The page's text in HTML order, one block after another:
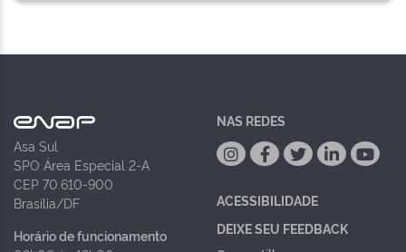
Asa Sul
SPO Área Especial 2-A
CEP 70.610-900
Brasília/DF
Horário de funcionamento
NAS REDES
ACESSIBILIDADE
DEIXE SEU FEEDBACK